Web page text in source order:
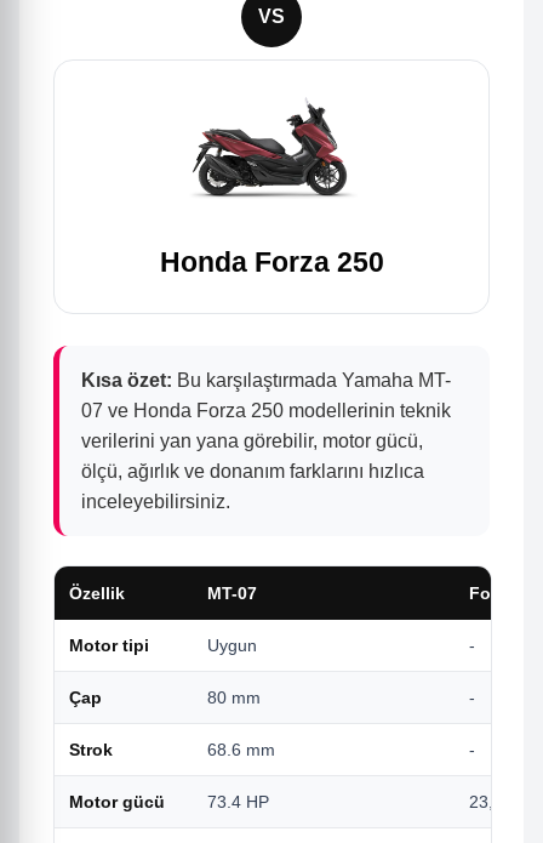
VS
Honda Forza 250
Kısa özet: Bu karşılaştırmada Yamaha MT-
07 ve Honda Forza 250 modellerinin teknik
verilerini yan yana görebilir, motor gücü,
ölçü, ağırlık ve donanım farklarını hızlıca
inceleyebilirsiniz.
Özellik MT-07 Forza
Motor tipi Uygun -
Çap 80 mm -
Strok 68.6 mm -
Motor gücü 73.4 HP 23,1 HP